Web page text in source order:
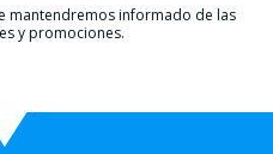
mantendremos informado de las
y promociones.